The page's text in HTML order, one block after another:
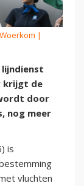
|
lijndienst
krijgt de
door
nog meer
is
vluchten